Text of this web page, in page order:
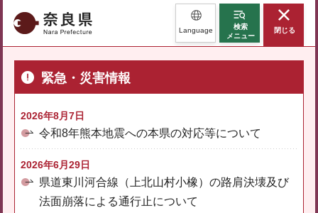
奈良県 Language
検索
メニュー
閉じる
緊急・災害情報
2026年8月7日
令和8年熊本地震への本県の対応等について
2026年6月29日
県道東川河合線（上北山村小橡）の路肩決壊及び
法面崩落による通行止について